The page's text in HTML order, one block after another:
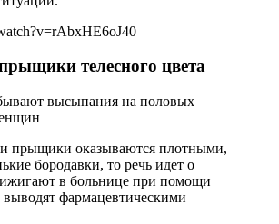
телесного цвета
прыщики оказываются плотными,
бородавки, то речь идет о
в больнице при помощи
выводят фармацевтическими